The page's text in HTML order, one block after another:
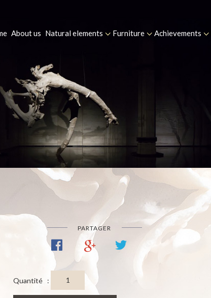
About us Natural elements Furniture Achievements
PARTAGER
Quantité :